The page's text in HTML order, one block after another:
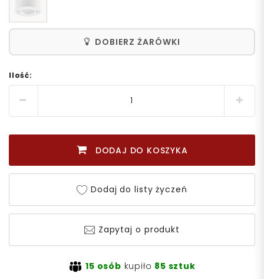
DOBIERZ ŻARÓWKI
Ilość:
DODAJ DO KOSZYKA
Dodaj do listy życzeń
Zapytaj o produkt
15 osób kupiło 85 sztuk